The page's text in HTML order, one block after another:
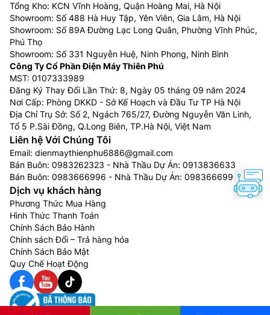
Tổng Kho: KCN Vĩnh Hoàng, Quận Hoàng Mai, Hà Nội
Showroom: Số 488 Hà Huy Tập, Yên Viên, Gia Lâm, Hà Nội
Showroom: Số 89A Đường Lạc Long Quân, Phường Vĩnh Phúc,
Phú Thọ
Showroom: Số 331 Nguyễn Huệ, Ninh Phong, Ninh Bình
Công Ty Cổ Phần Điện Máy Thiên Phú
MST: 0107333989
Đăng Ký Thay Đổi Lần Thứ: 8, Ngày 05 tháng 09 năm 2024
Nơi Cấp: Phòng DKKD - Sở Kế Hoạch và Đầu Tư TP Hà Nội
Địa Chỉ Trụ Sở: Số 2, Ngách 765/27, Đường Nguyễn Văn Linh,
Tổ 5 P.Sài Đồng, Q.Long Biên, TP.Hà Nội, Việt Nam
Liên hệ Với Chúng Tôi
Email: dienmaythienphu6886@gmail.com
Bán Buôn: 0983262323 - Nhà Thầu Dự Án: 0913836633
Bán Buôn: 0983666996 - Nhà Thầu Dự Án: 0983666996
Dịch vụ khách hàng
Phương Thức Mua Hàng
Hình Thức Thanh Toán
Chính Sách Bảo Hành
Chính sách Đổi – Trả hàng hóa
Chính Sách Bảo Mật
Quy Chế Hoạt Động